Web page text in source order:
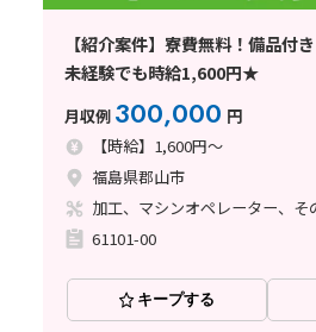
【紹介案件】寮費無料！備品付
未経験でも時給1,600円★
月収例 300,000 円
【時給】1,600円～
福島県郡山市
加工、マシンオペレーター、そ
61101-00
キープする